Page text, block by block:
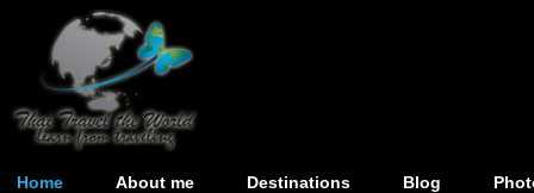
Home About me Destinations Blog